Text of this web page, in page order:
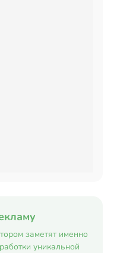
заметят именно
уникальной